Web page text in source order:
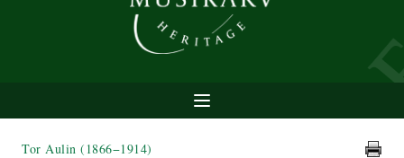
Tor Aulin (1866−1914)